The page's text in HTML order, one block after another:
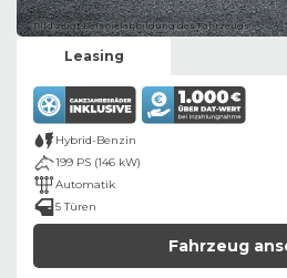
Bild zeigt Beispielabbildung des Fahrzeugs
Leasing
Hybrid-Benzin
199 PS (146 kW)
Automatik
5 Türen
Fahrzeug